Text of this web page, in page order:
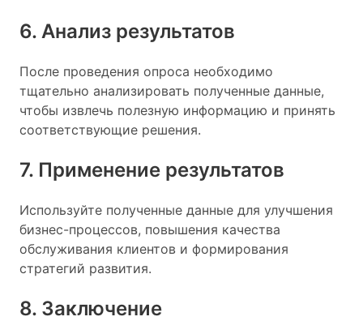
6. Анализ результатов
После проведения опроса необходимо
тщательно анализировать полученные данные,
чтобы извлечь полезную информацию и принять
соответствующие решения.
7. Применение результатов
Используйте полученные данные для улучшения
бизнес-процессов, повышения качества
обслуживания клиентов и формирования
стратегий развития.
8. Заключение